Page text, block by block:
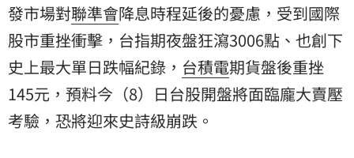
發市場對聯準會降息時程延後的憂慮，受到國際
股市重挫衝擊，台指期夜盤狂瀉3006點、也創下
史上最大單日跌幅紀錄， 台積電期貨盤後重挫
145元，預料今（8）日台股開盤將面臨龐大賣壓
考驗，恐將迎來史詩級崩跌。